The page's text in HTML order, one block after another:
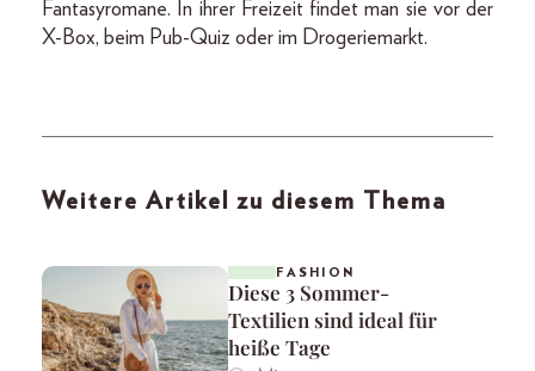
Fantasyromane. In ihrer Freizeit findet man sie vor der
X-Box, beim Pub-Quiz oder im Drogeriemarkt.
Weitere Artikel zu diesem Thema
FASHION
Diese 3 Sommer-
Textilien sind ideal für
heiße Tage